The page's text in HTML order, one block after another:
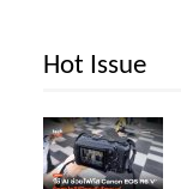
Hot Issue